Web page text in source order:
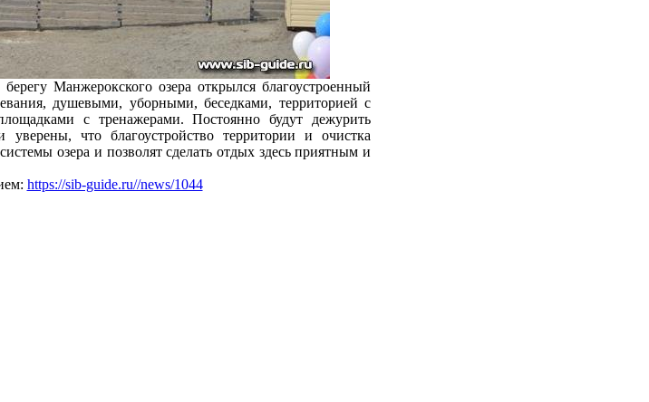
Манжерокского озера открылся благоустроенный
душевыми, уборными, беседками, территорией с
с тренажерами. Постоянно будут дежурить
что благоустройство территории и очистка
озера и позволят сделать отдых здесь приятным и
https://sib-guide.ru//news/1044